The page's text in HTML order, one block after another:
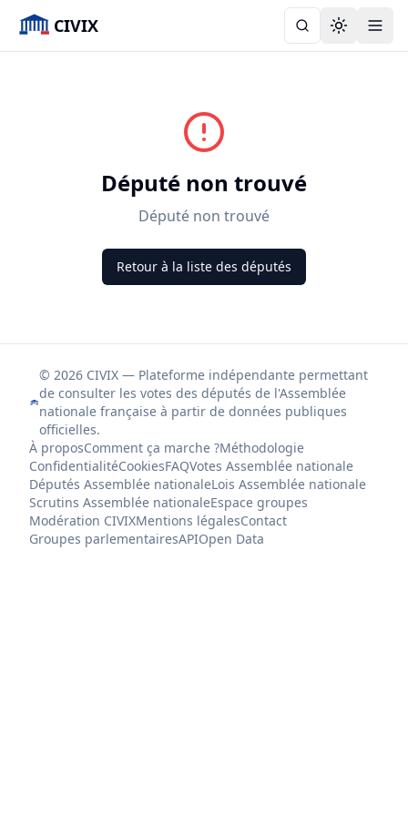
CIVIX Toggle
Député non trouvé
Député non trouvé
Retour à la liste des députés
© 2026 CIVIX — Plateforme indépendante permettant
de consulter les votes des députés de l'Assemblée
nationale française à partir de données publiques
officielles.
À proposComment ça marche ?Méthodologie
ConfidentialitéCookiesFAQVotes Assemblée nationale
Députés Assemblée nationaleLois Assemblée nationale
Scrutins Assemblée nationaleEspace groupes
Modération CIVIXMentions légalesContact
Groupes parlementairesAPIOpen Data